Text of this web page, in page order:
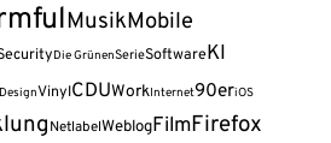
MusikMobile
Die GrünenSerieSoftwareKI
DesignVinylCDUWorkInternet90eriOS
NetlabelWeblogFilmFirefox